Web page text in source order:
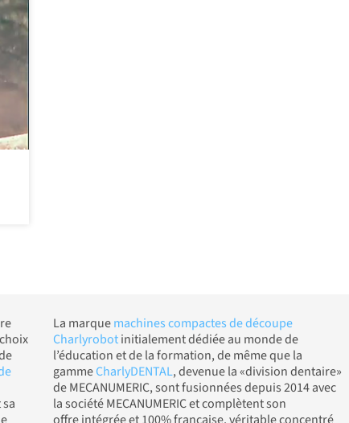
La marquemachines compactes de découpe
Charlyrobotinitialement dédiée au monde de
l’éducation et de la formation, de même que la
gammeCharlyDENTAL, devenue la «division dentaire»
de MECANUMERIC, sont fusionnées depuis 2014 avec
la société MECANUMERIC et complètent son